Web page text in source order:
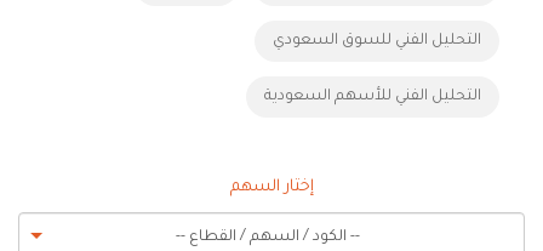
التحليل الفني للسوق السعودي
التحليل الفني للأسهم السعودية
إختار السهم
-- الكود / السهم / القطاع --